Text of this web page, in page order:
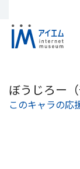
ぼうじろー
このキャラの応